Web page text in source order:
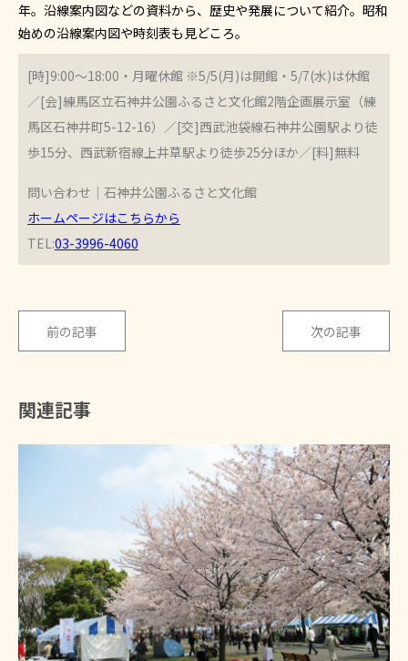
年。沿線案内図などの資料から、歴史や発展について紹介。昭和
始めの沿線案内図や時刻表も見どころ。
[時]9:00～18:00・月曜休館 ※5/5(月)は開館・5/7(水)は休館
／[会]練馬区立石神井公園ふるさと文化館2階企画展示室（練
馬区石神井町5-12-16）／[交]西武池袋線石神井公園駅より徒
歩15分、西武新宿線上井草駅より徒歩25分ほか／[料]無料
問い合わせ｜石神井公園ふるさと文化館
ホームページはこちらから
TEL:03-3996-4060
前の記事 次の記事
関連記事